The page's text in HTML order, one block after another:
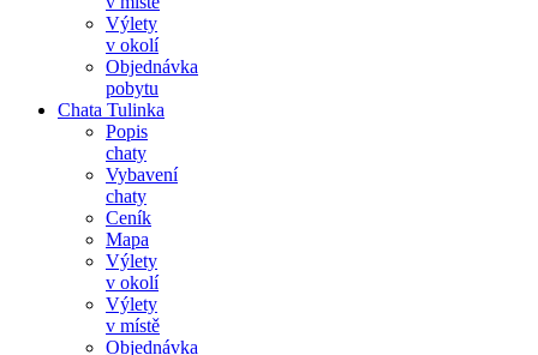
Výlety
v okolí
Objednávka
pobytu
Chata Tulinka
Popis
chaty
Vybavení
chaty
Ceník
Mapa
Výlety
v okolí
Výlety
v místě
Objednávka